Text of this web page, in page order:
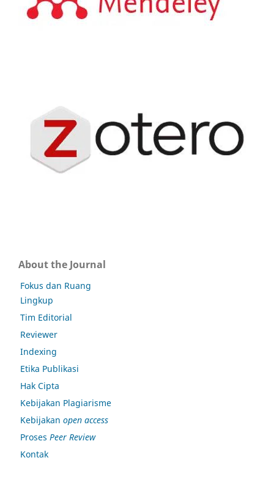
About the Journal
Fokus dan Ruang
Lingkup
Tim Editorial
Reviewer
Indexing
Etika Publikasi
Hak Cipta
Kebijakan Plagiarisme
Kebijakan open access
Proses Peer Review
Kontak